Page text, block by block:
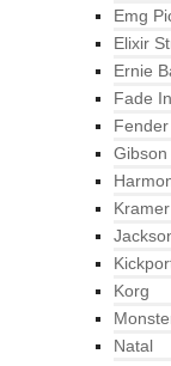
Emg
Elixir
Ernie
Fade
Fender
Gibson
Kramer
Korg
Natal